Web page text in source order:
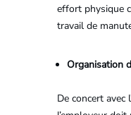
effort physique
travail de
Organisation
De concert avec